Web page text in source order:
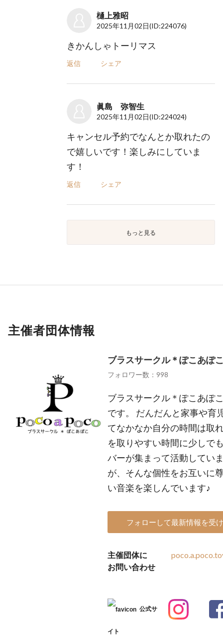
樋上雅昭
2025年11月02日(ID:224076)
きかんしゃトーリマス
返信 シェア
眞島 弥智生
2025年11月02日(ID:224024)
キャンセル予約でなんとか取れたの
で嬉しいです！楽しみにしていま
す！
返信 シェア
もっと見る
主催者団体情報
ブラスサークル＊ぽこあぽ
フォロワー数：998
ブラスサークル＊ぽこあぽ
です。 だんだんと家事や育
てなかなか自分の時間は取
を取りやすい時間に少しで
バーが集まって活動してい
が、そんな個性をお互いに
い音楽を楽しんでいます♪
フォローして最新情報を受
主催団体に
お問い合わせ
公式サ
イト